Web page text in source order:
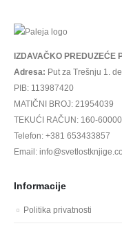
IZDAVAČKO PREDUZEĆE
Adresa: Put za Trešnju 1.
PIB: 113987420
MATIČNI BROJ: 21954039
TEKUĆI RAČUN: 160-
Telefon: +381 653433857
Email:
Informacije
Politika privatnosti